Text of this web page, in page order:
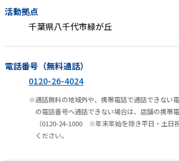
活動拠点
千葉県八千代市緑が丘
電話番号（無料通話）
0120-26-4024
通話無料の地域外や、携帯電話で通話できない
の電話番号へ通話できない場合は、店舗の携帯
（0120-24-1000 ※年末年始を除き平日・土日
ください。